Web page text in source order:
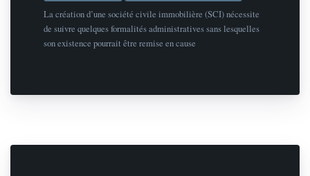
La création d’une société civile immobilière (SCI) nécessite
de suivre quelques formalités administratives sans lesquelles
son existence pourrait être remise en cause